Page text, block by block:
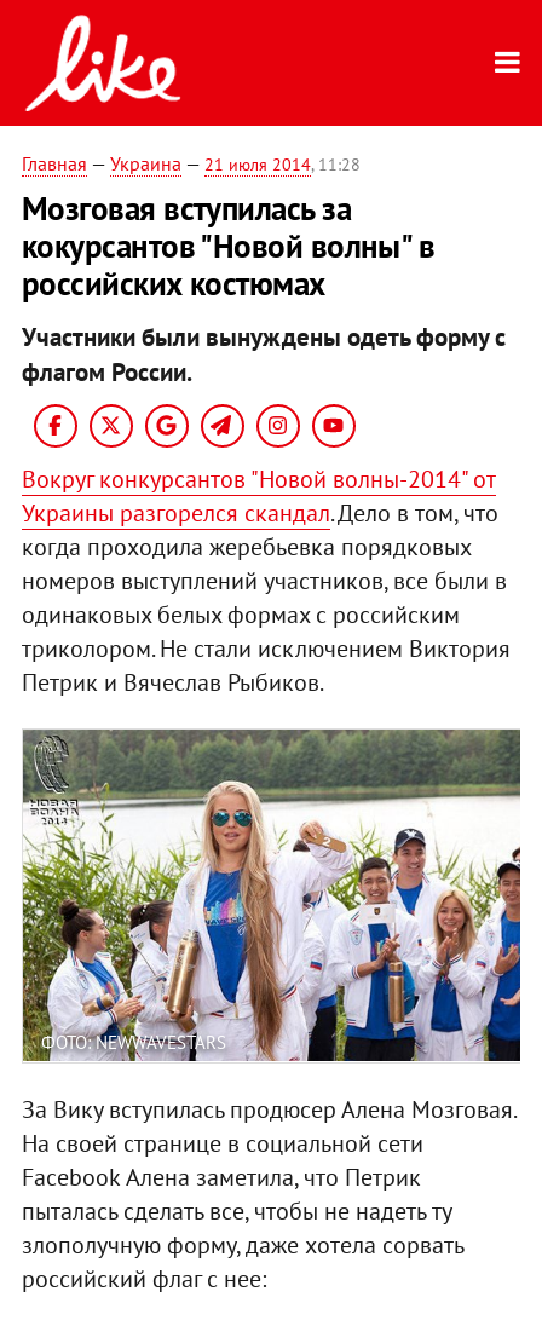
Главная — Украина — 21 июля 2014, 11:28
Мозговая вступилась за
кокурсантов "Новой волны" в
российских костюмах
Участники были вынуждены одеть форму с
флагом России.
Вокруг конкурсантов "Новой волны-2014" от
Украины разгорелся скандал. Дело в том, что
когда проходила жеребьевка порядковых
номеров выступлений участников, все были в
одинаковых белых формах с российским
триколором. Не стали исключением Виктория
Петрик и Вячеслав Рыбиков.
ФОТО: NEWWAVESTARS
За Вику вступилась продюсер Алена Мозговая.
На своей странице в социальной сети
Facebook Алена заметила, что Петрик
пыталась сделать все, чтобы не надеть ту
злополучную форму, даже хотела сорвать
российский флаг с нее: